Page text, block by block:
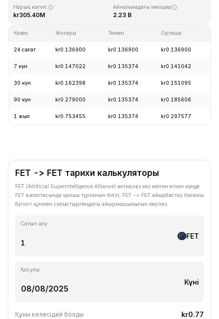
Нарық капит.
kr305.40M
Айналымдағы мөлшер
2.23 B
Кезең Жоғары Төмен Орташа
24 сағат kr0.136900 kr0.136900 kr0.136900
7 күн kr0.147022 kr0.135374 kr0.141042
30 күн kr0.162398 kr0.135374 kr0.151095
90 күн kr0.279000 kr0.135374 kr0.185606
1 жыл kr0.753455 kr0.135374 kr0.297577
FET -> FET тарихи калькуляторы
FET (Artificial Superintelligence Alliance) активіңіз кез келген өткен күнде
FET валютасында қанша тұрғанын біліп, FET -> FET айырбастау бағамы
бүгінгі құнмен салыстырғандағы айырмашылығын көріңіз.
Сатып алу
FET
Қосулы
Күні
Құны келесідей болды kr0.77